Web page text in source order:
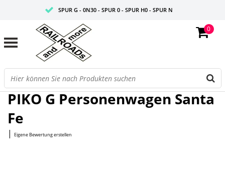
SPUR G - 0N30 - SPUR 0 - SPUR H0 - SPUR N
0
Startseite/G Personenwagen Santa Fe
PIKO G Personenwagen Santa
Fe
| Eigene Bewertung erstellen